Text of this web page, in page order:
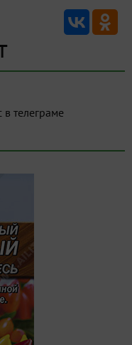
Подпишитесь на нас в телеграме